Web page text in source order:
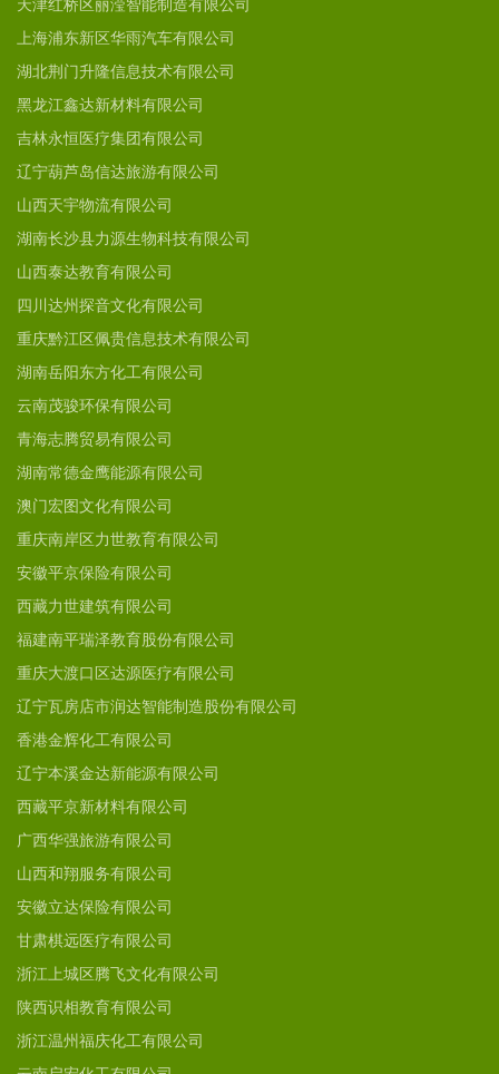
天津红桥区丽滢智能制造有限公司
上海浦东新区华雨汽车有限公司
湖北荆门升隆信息技术有限公司
黑龙江鑫达新材料有限公司
吉林永恒医疗集团有限公司
辽宁葫芦岛信达旅游有限公司
山西天宇物流有限公司
湖南长沙县力源生物科技有限公司
山西泰达教育有限公司
四川达州探音文化有限公司
重庆黔江区佩贵信息技术有限公司
湖南岳阳东方化工有限公司
云南茂骏环保有限公司
青海志腾贸易有限公司
湖南常德金鹰能源有限公司
澳门宏图文化有限公司
重庆南岸区力世教育有限公司
安徽平京保险有限公司
西藏力世建筑有限公司
福建南平瑞泽教育股份有限公司
重庆大渡口区达源医疗有限公司
辽宁瓦房店市润达智能制造股份有限公司
香港金辉化工有限公司
辽宁本溪金达新能源有限公司
西藏平京新材料有限公司
广西华强旅游有限公司
山西和翔服务有限公司
安徽立达保险有限公司
甘肃棋远医疗有限公司
浙江上城区腾飞文化有限公司
陕西识相教育有限公司
浙江温州福庆化工有限公司